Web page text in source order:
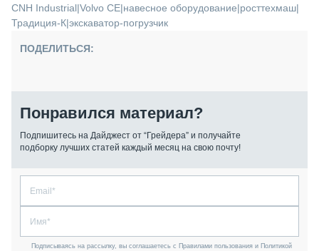
CNH Industrial|Volvo CE|навесное оборудование|росттехмаш|
Традиция-К|экскаватор-погрузчик
ПОДЕЛИТЬСЯ:
Понравился материал?
Подпишитесь на Дайджест от “Грейдера” и получайте
подборку лучших статей каждый месяц на свою почту!
Подписываясь на рассылку, вы соглашаетесь с Правилами пользования и Политикой